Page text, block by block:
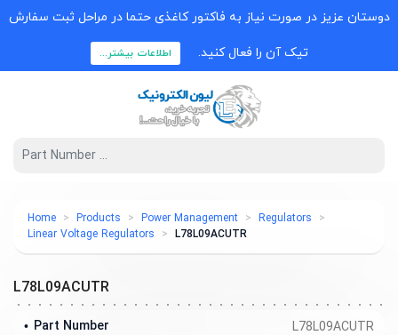
دوستان عزیز در صورت نیاز به فاکتور کاغذی حتما در مراحل ثبت سفارش
تیک آن را فعال کنید. اطلاعات بیشتر...
Home Products Power Management
Regulators
Linear Voltage Regulators
L78L09ACUTR
L78L09ACUTR
L78L09ACUTR
Part Number